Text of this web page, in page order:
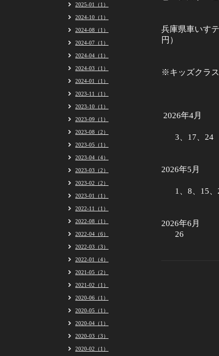
兵庫県車いす
円）
※キッズクラ
2026年4月
3、17、24
2026年5月
1、8、15、
2026年6月
26
2025-01（1）
2024-10（1）
2024-08（1）
2024-07（1）
2024-04（1）
2024-03（1）
2024-01（1）
2023-11（1）
2023-10（1）
2023-09（1）
2023-08（2）
2023-05（1）
2023-04（4）
2023-03（2）
2023-02（2）
2023-01（1）
2022-11（1）
2022-08（1）
2022-04（6）
2022-03（3）
2022-01（4）
2021-05（2）
2021-02（1）
2020-06（1）
2020-05（1）
2020-04（1）
2020-03（3）
2020-02（1）